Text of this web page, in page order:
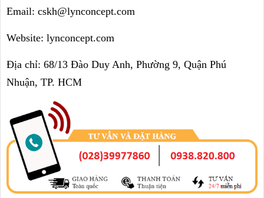
Email: cskh@lynconcept.com
Website: lynconcept.com
Địa chỉ: 68/13 Đào Duy Anh, Phường 9, Quận Phú
Nhuận, TP. HCM